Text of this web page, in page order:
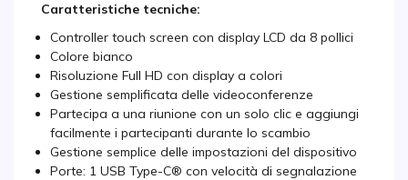
Caratteristiche tecniche:
Controller touch screen con display LCD da 8 pollici
Colore bianco
Risoluzione Full HD con display a colori
Gestione semplificata delle videoconferenze
Partecipa a una riunione con un solo clic e aggiungi
facilmente i partecipanti durante lo scambio
Gestione semplice delle impostazioni del dispositivo
Porte: 1 USB Type-C® con velocità di segnalazione